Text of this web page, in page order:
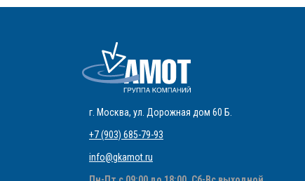
г. Москва, ул. Дорожная дом 60 Б
+7 (903) 685-79-93
info@gkamot.ru